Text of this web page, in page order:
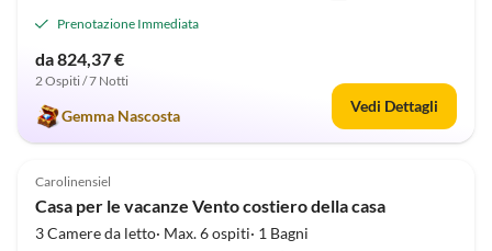
Prenotazione Immediata
da 824,37 €
2 Ospiti / 7 Notti
Gemma Nascosta
Vedi Dettagli
5.0 (5)
Carolinensiel
Casa per le vacanze Vento costiero della casa
3 Camere da letto· Max. 6 ospiti· 1 Bagni